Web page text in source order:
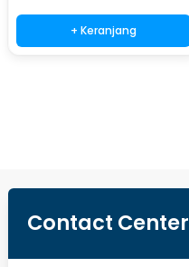
+ Keranjang
Contact Center